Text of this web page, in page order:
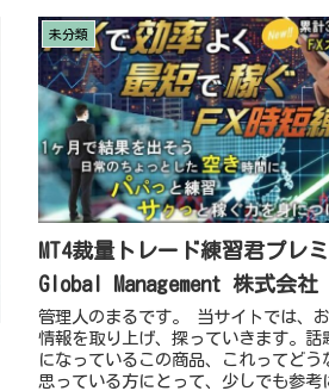
未分類
MT4裁量トレード練習君プレ
Global Management 株式会
管理人のまるです。 当サイトでは、
情報を取り上げ、探っていきます。話
になっているこの商品、これってど
思っている方にとって、少しでも参考